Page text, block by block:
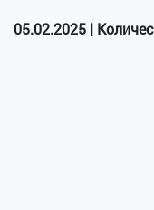
05.02.2025 |